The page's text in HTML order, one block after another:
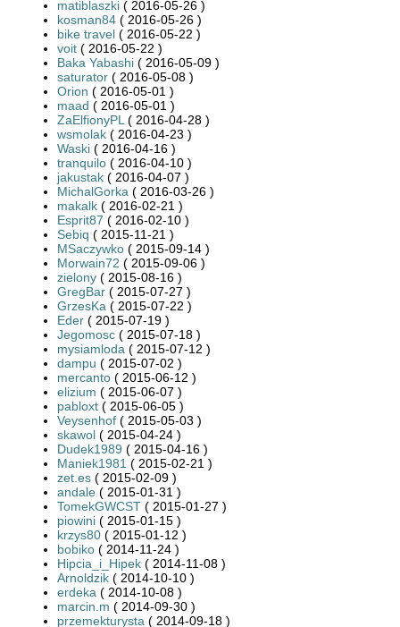
matiblaszki ( 2016-05-26 )
kosman84 ( 2016-05-26 )
bike travel ( 2016-05-22 )
voit ( 2016-05-22 )
Baka Yabashi ( 2016-05-09 )
saturator ( 2016-05-08 )
Orion ( 2016-05-01 )
maad ( 2016-05-01 )
ZaElfionyPL ( 2016-04-28 )
wsmolak ( 2016-04-23 )
Waski ( 2016-04-16 )
tranquilo ( 2016-04-10 )
jakustak ( 2016-04-07 )
MichalGorka ( 2016-03-26 )
makalk ( 2016-02-21 )
Esprit87 ( 2016-02-10 )
Sebiq ( 2015-11-21 )
MSaczywko ( 2015-09-14 )
Morwain72 ( 2015-09-06 )
zielony ( 2015-08-16 )
GregBar ( 2015-07-27 )
GrzesKa ( 2015-07-22 )
Eder ( 2015-07-19 )
Jegomosc ( 2015-07-18 )
mysiamloda ( 2015-07-12 )
dampu ( 2015-07-02 )
mercanto ( 2015-06-12 )
elizium ( 2015-06-07 )
pabloxt ( 2015-06-05 )
Veysenhof ( 2015-05-03 )
skawol ( 2015-04-24 )
Dudek1989 ( 2015-04-16 )
Maniek1981 ( 2015-02-21 )
zet.es ( 2015-02-09 )
andale ( 2015-01-31 )
TomekGWCST ( 2015-01-27 )
piowini ( 2015-01-15 )
krzys80 ( 2015-01-12 )
bobiko ( 2014-11-24 )
Hipcia_i_Hipek ( 2014-11-08 )
Arnoldzik ( 2014-10-10 )
erdeka ( 2014-10-08 )
marcin.m ( 2014-09-30 )
przemekturysta ( 2014-09-18 )